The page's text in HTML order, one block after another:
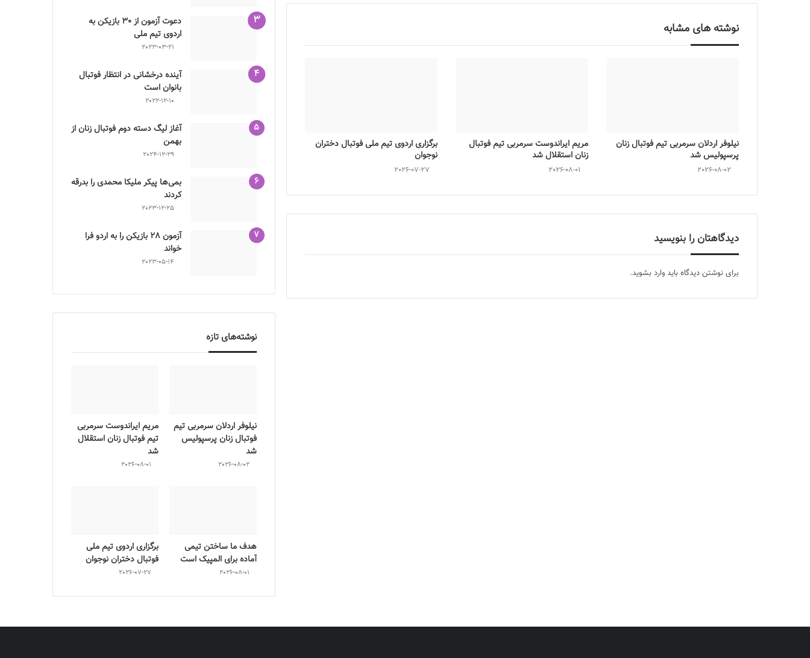
نوشته های مشابه
نیلوفر اردلان سرمربی تیم فوتبال زنان
پرسپولیس شد
2026-08-02
مریم ایراندوست سرمربی تیم فوتبال
زنان استقلال شد
2026-08-01
برگزاری اردوی تیم ملی فوتبال دختران
نوجوان
2026-07-27
دیدگاهتان را بنویسید
برای نوشتن دیدگاه باید وارد بشوید.
دعوت آزمون از 30 بازیکن به
اردوی تیم ملی
2023-03-21
آینده درخشانی در انتظار فوتبال
بانوان است
2022-12-10
آغاز لیگ دسته دوم فوتبال زنان از
بهمن
2024-12-29
بمی‌ها پیکر ملیکا محمدی را بدرقه
کردند
2023-12-25
آزمون 28 بازیکن را به اردو فرا
خواند
2023-05-14
نوشته‌های تازه
نیلوفر اردلان سرمربی تیم
فوتبال زنان پرسپولیس
شد
2026-08-02
مریم ایراندوست سرمربی
تیم فوتبال زنان استقلال
شد
2026-08-01
هدف ما ساختن تیمی
آماده برای المپیک است
2026-08-01
برگزاری اردوی تیم ملی
فوتبال دختران نوجوان
2026-07-27